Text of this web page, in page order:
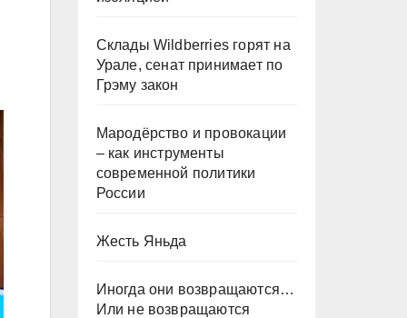
Склады Wildberries горят на
Урале, сенат принимает по
Грэму закон
Мародёрство и провокации
– как инструменты
современной политики
России
Жесть Яньда
Иногда они возвращаются…
Или не возвращаются